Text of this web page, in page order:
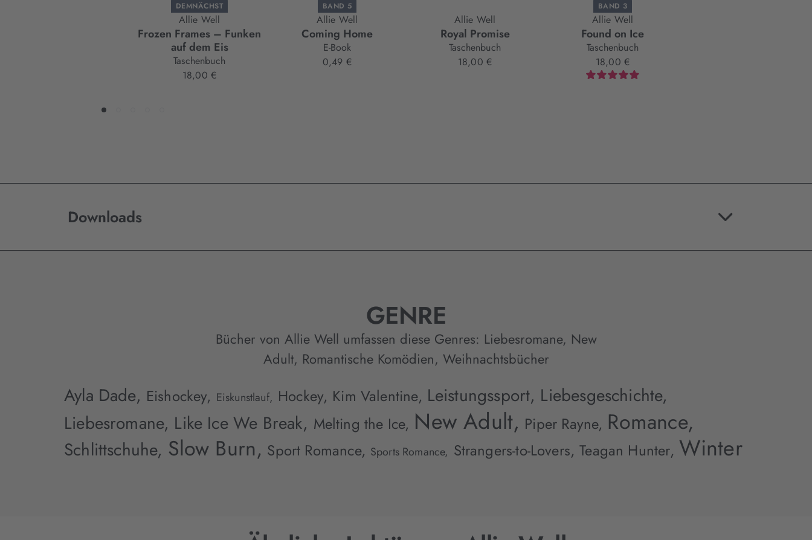
DEMNÄCHST
Allie Well
Frozen Frames – Funken
auf dem Eis
Taschenbuch
18,00 €
BAND 5
Allie Well
Coming Home
E-Book
0,49 €
Allie Well
Royal Promise
Taschenbuch
18,00 €
BAND 3
Allie Well
Found on Ice
Taschenbuch
18,00 €
Julia Pauss,
Stefanie Santer,
Downloads
GENRE
Bücher von Allie Well umfassen diese Genres: Liebesromane, New
Adult, Romantische Komödien, Weihnachtsbücher
Ayla Dade, Eishockey, Eiskunstlauf, Hockey, Kim Valentine, Leistungssport, Liebesgeschichte,
Liebesromane, Like Ice We Break, Melting the Ice, New Adult, Piper Rayne, Romance,
Schlittschuhe, Slow Burn, Sport Romance, Sports Romance, Strangers-to-Lovers, Teagan Hunter, Winter